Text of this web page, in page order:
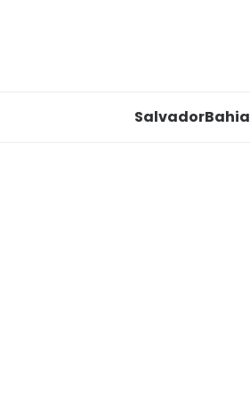
SalvadorBahia